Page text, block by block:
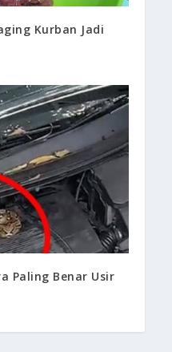
Kurban Jadi
Paling Benar Usir